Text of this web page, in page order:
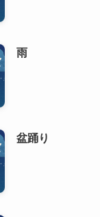
雨
盆踊り